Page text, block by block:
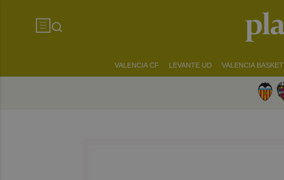
VALENCIA CF LEVANTE UD VALENCIA BASKET